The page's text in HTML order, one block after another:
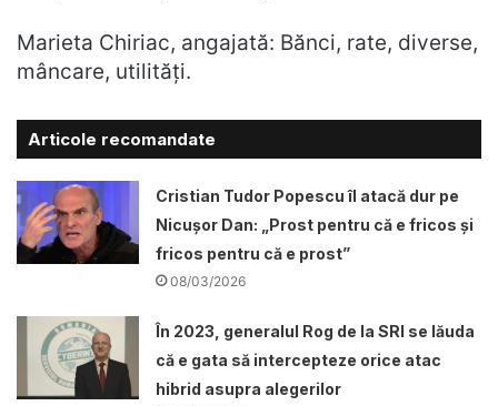
Marieta Chiriac, angajată: Bănci, rate, diverse,
mâncare, utilități.
Articole recomandate
Cristian Tudor Popescu îl atacă dur pe
Nicușor Dan: „Prost pentru că e fricos și
fricos pentru că e prost”
08/03/2026
În 2023, generalul Rog de la SRI se lăuda
că e gata să intercepteze orice atac
hibrid asupra alegerilor